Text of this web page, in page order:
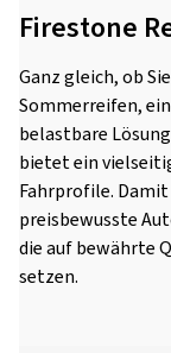
Firestone
Ganz gleich, ob
Sommerreifen,
belastbare
bietet ein
Fahrprofile.
preisbewusste
die auf bewährte
setzen.